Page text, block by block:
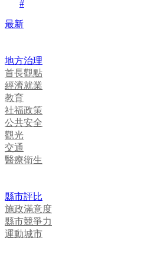
#
最新
地方治理
首長觀點
經濟就業
教育
社福政策
公共安全
觀光
交通
醫療衛生
縣市評比
施政滿意度
縣市競爭力
運動城市